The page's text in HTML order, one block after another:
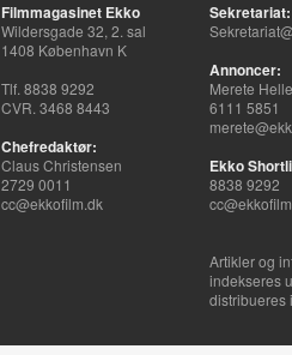
Filmmagasinet Ekko
Wildersgade 32, 2. sal
1408 København K
Tlf. 8838 9292
CVR. 3468 8443
Chefredaktør:
Claus Christensen
2729 0011
cc@ekkofilm.dk
Sekretariat:
Annoncer:
Merete
6111 5851
Ekko
8838 9292
Artikler og
indekseres
distribueres